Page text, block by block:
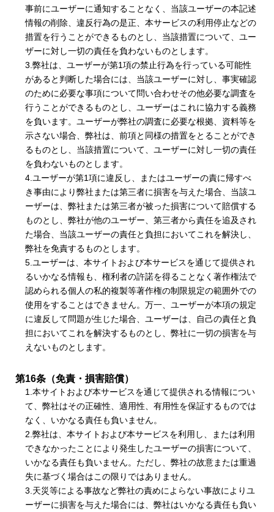
事前にユーザーに通知することなく、当該ユーザーの本記述
情報の削除、違反行為の是正、本サービスの利用停止などの
措置を行うことができるものとし、当該措置について、ユー
ザーに対し一切の責任を負わないものとします。
3.弊社は、ユーザーが第1項の禁止行為を行っている可能性
があると判断した場合には、当該ユーザーに対し、事実確認
のために必要な事項について問い合わせその他必要な調査を
行うことができるものとし、ユーザーはこれに協力する義務
を負います。ユーザーが弊社の調査に必要な根拠、資料等を
示さない場合、弊社は、前項と同様の措置をとることができ
るものとし、当該措置について、ユーザーに対し一切の責任
を負わないものとします。
4.ユーザーが第1項に違反し、またはユーザーの責に帰すべ
き事由により弊社または第三者に損害を与えた場合、当該ユ
ーザーは、弊社または第三者が被った損害について賠償する
ものとし、弊社が他のユーザー、第三者から責任を追及され
た場合、当該ユーザーの責任と負担においてこれを解決し、
弊社を免責するものとします。
5.ユーザーは、本サイトおよび本サービスを通じて提供され
るいかなる情報も、権利者の許諾を得ることなく著作権法で
認められる個人の私的複製等著作権の制限規定の範囲外での
使用をすることはできません。万一、ユーザーが本項の規定
に違反して問題が生じた場合、ユーザーは、自己の責任と負
担においてこれを解決するものとし、弊社に一切の損害を与
えないものとします。
第16条（免責・損害賠償）
1.本サイトおよび本サービスを通じて提供される情報につい
て、弊社はその正確性、適用性、有用性を保証するものでは
なく、いかなる責任も負いません。
2.弊社は、本サイトおよび本サービスを利用し、または利用
できなかったことにより発生したユーザーの損害について、
いかなる責任も負いません。ただし、弊社の故意または重過
失に基づく場合はこの限りではありません。
3.天災等による事故など弊社の責めによらない事故によりユ
ーザーに損害を与えた場合には、弊社はいかなる責任も負い